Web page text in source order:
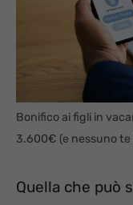
Bonifico ai figli in
3.600€ (e nessuno te
Quella che può